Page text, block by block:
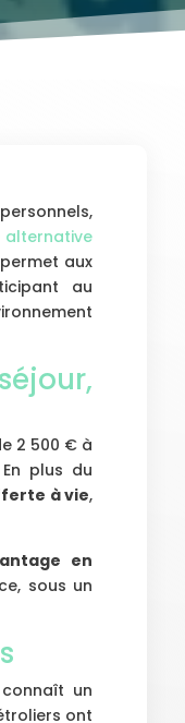
alternative
aux
au
2 500 € à
plus du
à vie,
en
sous un
un
ont